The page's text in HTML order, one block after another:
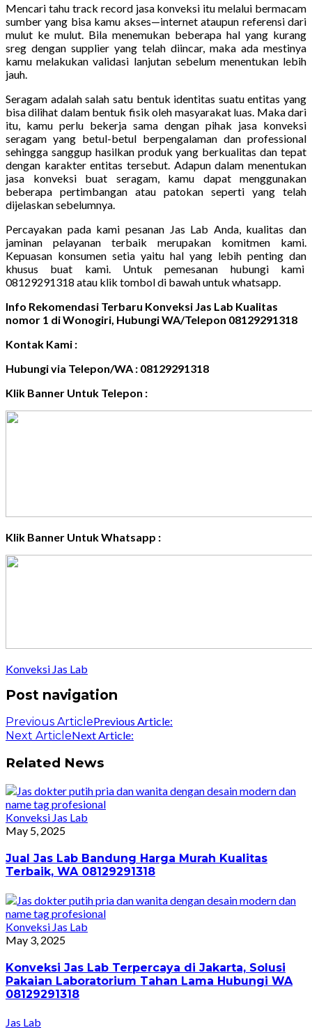
Mencari tahu track record jasa konveksi itu melalui bermacam
sumber yang bisa kamu akses—internet ataupun referensi dari
mulut ke mulut. Bila menemukan beberapa hal yang kurang
sreg dengan supplier yang telah diincar, maka ada mestinya
kamu melakukan validasi lanjutan sebelum menentukan lebih
jauh.
Seragam adalah salah satu bentuk identitas suatu entitas yang
bisa dilihat dalam bentuk fisik oleh masyarakat luas. Maka dari
itu, kamu perlu bekerja sama dengan pihak jasa konveksi
seragam yang betul-betul berpengalaman dan professional
sehingga sanggup hasilkan produk yang berkualitas dan tepat
dengan karakter entitas tersebut. Adapun dalam menentukan
jasa konveksi buat seragam, kamu dapat menggunakan
beberapa pertimbangan atau patokan seperti yang telah
dijelaskan sebelumnya.
Percayakan pada kami pesanan Jas Lab Anda, kualitas dan
jaminan pelayanan terbaik merupakan komitmen kami.
Kepuasan konsumen setia yaitu hal yang lebih penting dan
khusus buat kami. Untuk pemesanan hubungi kami
08129291318 atau klik tombol di bawah untuk whatsapp.
Info Rekomendasi Terbaru Konveksi Jas Lab Kualitas
nomor 1 di Wonogiri, Hubungi WA/Telepon 08129291318
Kontak Kami :
Hubungi via Telepon/WA : 08129291318
Klik Banner Untuk Telepon :
Klik Banner Untuk Whatsapp :
Konveksi Jas Lab
Post navigation
Previous ArticlePrevious Article:
Next ArticleNext Article:
Related News
Konveksi Jas Lab
May 5, 2025
Jual Jas Lab Bandung Harga Murah Kualitas
Terbaik, WA 08129291318
Konveksi Jas Lab
May 3, 2025
Konveksi Jas Lab Terpercaya di Jakarta, Solusi
Pakaian Laboratorium Tahan Lama Hubungi WA
08129291318
Jas Lab